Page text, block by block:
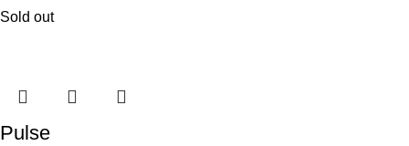
Sold out
Pulse